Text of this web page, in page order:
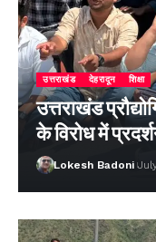
उत्तराखंड देहरादून शिक्षा
उत्तराखंड
के विरोध में
Lokesh Badoni